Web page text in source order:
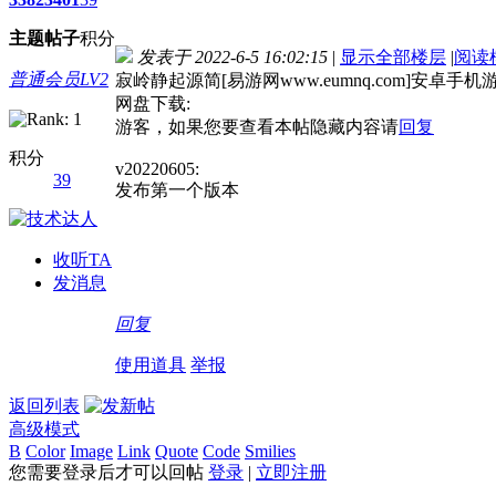
主题帖子积分
普通会员LV2
积分
39
收听TA
发消息
发表于 2022-6-5 16:02:15 | 显示全部楼层 |阅读
寂岭静起源简[易游网www.eumnq.com]安卓手机
网盘下载:
游客，如果您要查看本帖隐藏内容请回复
v20220605:
发布第一个版本
回复
使用道具 举报
返回列表
高级模式
B Color Image Link Quote Code Smilies
您需要登录后才可以回帖 登录 | 立即注册